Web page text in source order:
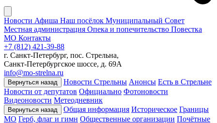
Новости Афиша Наш посёлок Муниципальный Совет
Местная администрация Опека и попечительство Повестка
МО Контакты
+7 (812) 421-39-88
г. Санкт-Петербург, пос. Стрельна,
Санкт-Петербургское шоссе, д. 69А
info@mo-strelna.ru
Вернуться назад Новости Стрельны Анонсы Есть в Стрельне
Новости от депутатов Официально Фотоновости
Видеоновости Метеодневник
Вернуться назад Общая информация Историческое Границы
МО Герб, флаг и гимн Общественные организации Почётные